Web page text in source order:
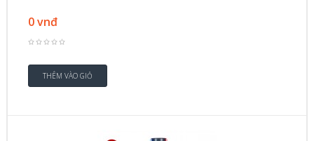
0 vnđ